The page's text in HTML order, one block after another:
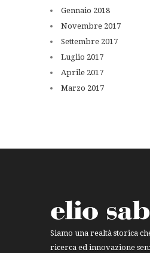
Gennaio 2018
Novembre 2017
Settembre 2017
Luglio 2017
Aprile 2017
Marzo 2017
Siamo una realtà storica
ricerca ed innovazione